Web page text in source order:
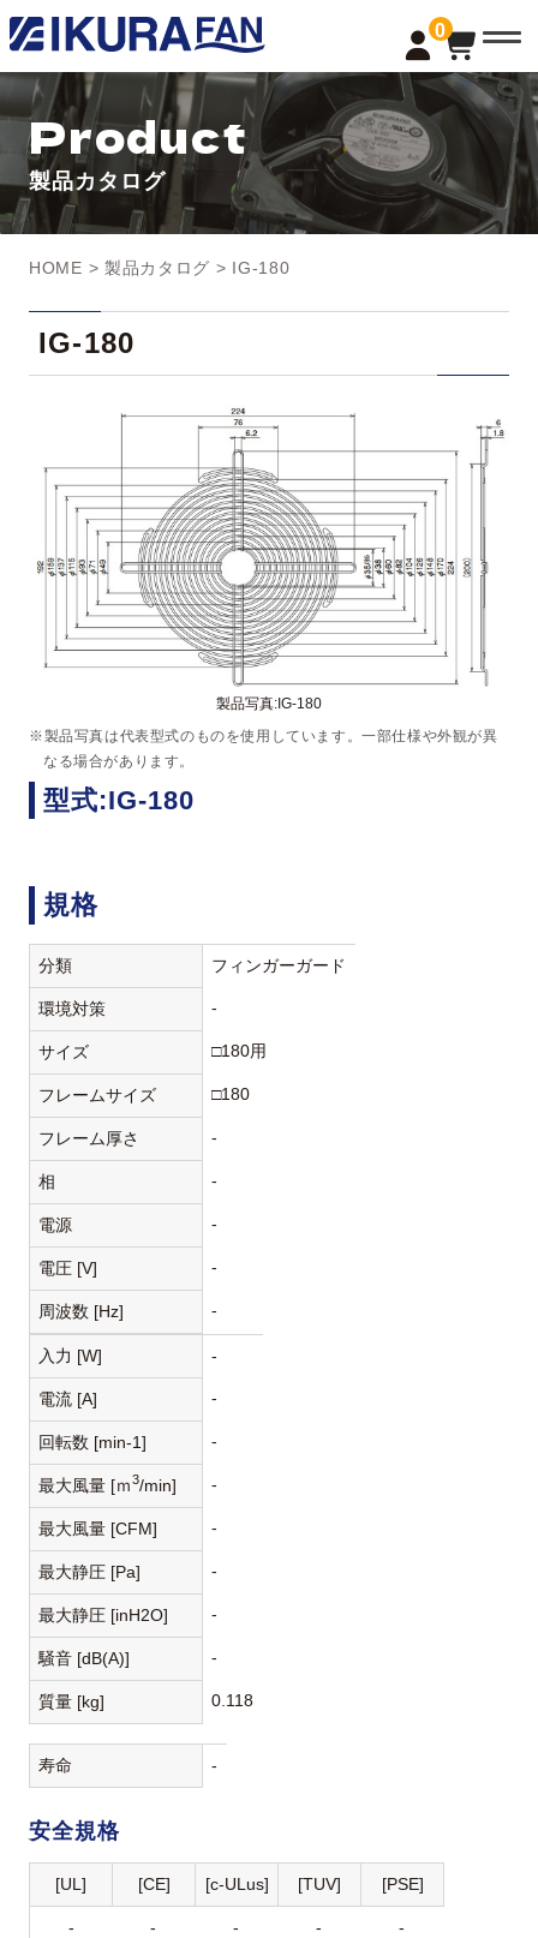
0
t
o
g
l
e
a
v
i
g
a
n
Product
製品カタログ
HOME > 製品カタログ > IG-180
IG-180
製品写真:IG-180
※製品写真は代表型式のものを使用しています。一部仕様や外観が異
なる場合があります。
型式:IG-180
規格
分類 フィンガーガード
環境対策 -
サイズ □180用
フレームサイズ □180
フレーム厚さ -
相 -
電源 -
電圧 [V] -
周波数 [Hz] -
入力 [W] -
電流 [A] -
回転数 [min-1] -
最大風量 [ｍ3/min] -
最大風量 [CFM] -
最大静圧 [Pa] -
最大静圧 [inH2O] -
騒音 [dB(A)] -
質量 [kg] 0.118
寿命 -
安全規格
[UL] [CE] [c-ULus] [TUV] [PSE]
- - - - -